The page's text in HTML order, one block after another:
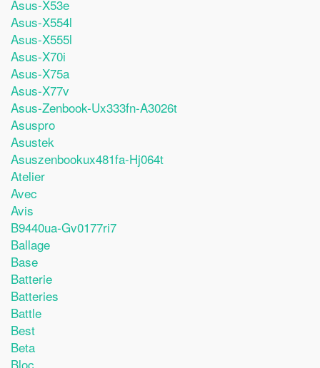
Asus-X53e
Asus-X554l
Asus-X555l
Asus-X70i
Asus-X75a
Asus-X77v
Asus-Zenbook-Ux333fn-A3026t
Asuspro
Asustek
Asuszenbookux481fa-Hj064t
Atelier
Avec
Avis
B9440ua-Gv0177ri7
Ballage
Base
Batterie
Batteries
Battle
Best
Beta
Bloc